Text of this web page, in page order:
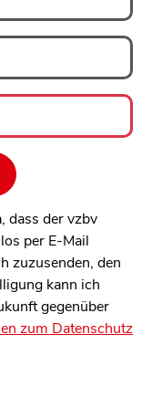
, dass der vzbv
per E-Mail
zuzusenden, den
kann ich
gegenüber
zum Datenschutz